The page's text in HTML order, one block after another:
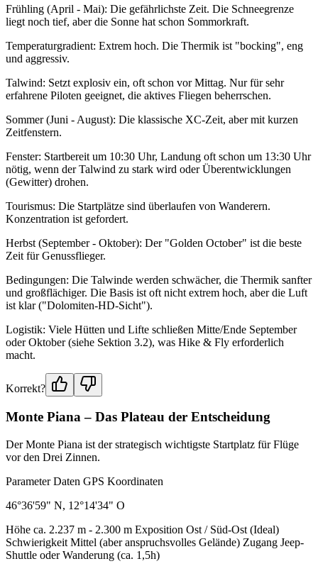
Frühling (April - Mai): Die gefährlichste Zeit. Die Schneegrenze
liegt noch tief, aber die Sonne hat schon Sommorkraft.
Temperaturgradient: Extrem hoch. Die Thermik ist "bocking", eng
und aggressiv.
Talwind: Setzt explosiv ein, oft schon vor Mittag. Nur für sehr
erfahrene Piloten geeignet, die aktives Fliegen beherrschen.
Sommer (Juni - August): Die klassische XC-Zeit, aber mit kurzen
Zeitfenstern.
Fenster: Startbereit um 10:30 Uhr, Landung oft schon um 13:30 Uhr
nötig, wenn der Talwind zu stark wird oder Überentwicklungen
(Gewitter) drohen.
Tourismus: Die Startplätze sind überlaufen von Wanderern.
Konzentration ist gefordert.
Herbst (September - Oktober): Der "Golden October" ist die beste
Zeit für Genussflieger.
Bedingungen: Die Talwinde werden schwächer, die Thermik sanfter
und großflächiger. Die Basis ist oft nicht extrem hoch, aber die Luft
ist klar ("Dolomiten-HD-Sicht").
Logistik: Viele Hütten und Lifte schließen Mitte/Ende September
oder Oktober (siehe Sektion 3.2), was Hike & Fly erforderlich
macht.
Korrekt?
Monte Piana – Das Plateau der Entscheidung
Der Monte Piana ist der strategisch wichtigste Startplatz für Flüge
vor den Drei Zinnen.
Parameter Daten GPS Koordinaten
46°36'59" N, 12°14'34" O
Höhe ca. 2.237 m - 2.300 m Exposition Ost / Süd-Ost (Ideal)
Schwierigkeit Mittel (aber anspruchsvolles Gelände) Zugang Jeep-
Shuttle oder Wanderung (ca. 1,5h)